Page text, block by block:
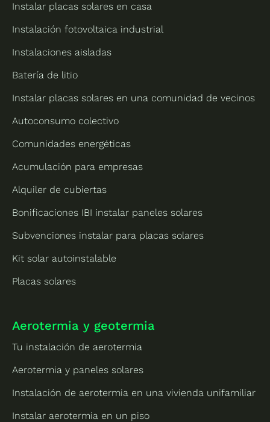
Instalar placas solares en casa
Instalación fotovoltaica industrial
Instalaciones aisladas
Batería de litio
Instalar placas solares en una comunidad de vecinos
Autoconsumo colectivo
Comunidades energéticas
Acumulación para empresas
Alquiler de cubiertas
Bonificaciones IBI instalar paneles solares
Subvenciones instalar para placas solares
Kit solar autoinstalable
Placas solares
Aerotermia y geotermia
Tu instalación de aerotermia
Aerotermia y paneles solares
Instalación de aerotermia en una vivienda unifamiliar
Instalar aerotermia en un piso